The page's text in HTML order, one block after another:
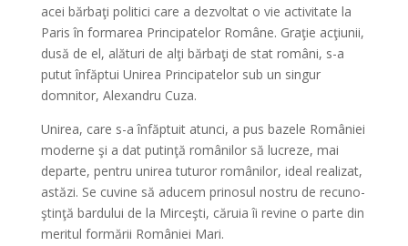
acei bărbaţi politici care a dezvoltat o vie activitate la
Paris în formarea Principatelor Române. Graţie acţiunii,
dusă de el, alături de alţi bărbaţi de stat români, s-a
putut înfăptui Unirea Principatelor sub un singur
domnitor, Alexandru Cuza.
Unirea, care s-a înfăptuit atunci, a pus bazele României
moderne şi a dat putinţă românilor să lucreze, mai
departe, pentru unirea tuturor românilor, ideal realizat,
astăzi. Se cuvine să aducem prinosul nostru de recuno­
ştinţă bardului de la Mirceşti, căruia îi revine o parte din
meritul formării României Mari.